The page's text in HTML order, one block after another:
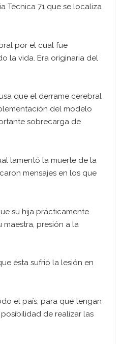
Técnica 71 que se localiza
por el cual fue
la vida. Era originaria del
que el derrame cerebral
del modelo
sobrecarga de
lamentó la muerte de la
mensajes en los que
su hija prácticamente
maestra, presión a la
ésta sufrió la lesión en
el país, para que tengan
de realizar las